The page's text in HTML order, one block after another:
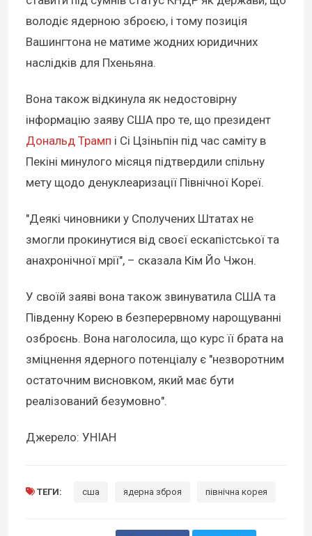
володіє ядерною зброєю, і тому позиція
Вашингтона не матиме жодних юридичних
наслідків для Пхеньяна.
Вона також відкинула як недостовірну
інформацію заяву США про те, що президент
Дональд Трамп і Сі Цзіньпін під час саміту в
Пекіні минулого місяця підтвердили спільну
мету щодо денуклеаризації Північної Кореї.
"Деякі чиновники у Сполучених Штатах не
змогли прокинутися від своєї ескапістської та
анахронічної мрії", – сказала Кім Йо Чжон.
У своїй заяві вона також звинуватила США та
Південну Корею в безперервному нарощуванні
озброєнь. Вона наголосила, що курс її брата на
зміцнення ядерного потенціалу є "незворотним
остаточним висновком, який має бути
реалізований безумовно".
Джерело: УНІАН
ТЕГИ: сша ядерна зброя північна корея